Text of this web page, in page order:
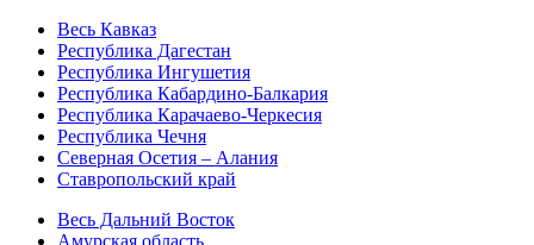
Весь Кавказ
Республика Дагестан
Республика Ингушетия
Республика Кабардино-Балкария
Республика Карачаево-Черкесия
Республика Чечня
Северная Осетия – Алания
Ставропольский край
Весь Дальний Восток
Амурская область